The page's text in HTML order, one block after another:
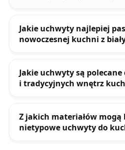
Jakie uchwyty najlepiej
nowoczesnej kuchni z
Jakie uchwyty są
i tradycyjnych wnętrz
Z jakich materiałów mogą
nietypowe uchwyty do